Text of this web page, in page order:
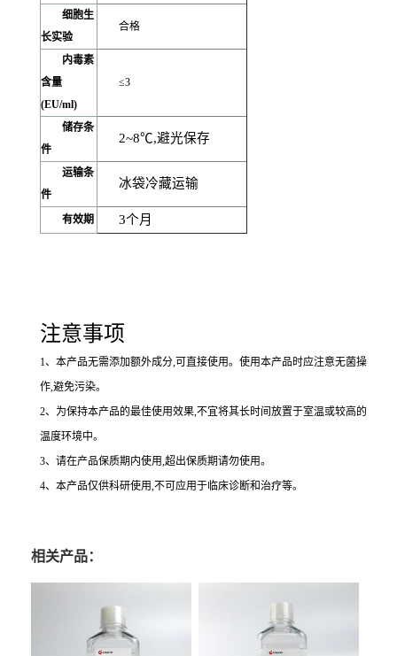
细胞生
长实验
合格
内毒素
含量
(EU/ml)
≤3
储存条
件
2~8℃,避光保存
运输条
件
冰袋冷藏运输
有效期 3个月
注意事项
1、本产品无需添加额外成分,可直接使用。使用本产品时应注意无菌操
作,避免污染。
2、为保持本产品的最佳使用效果,不宜将其长时间放置于室温或较高的
温度环境中。
3、请在产品保质期内使用,超出保质期请勿使用。
4、本产品仅供科研使用,不可应用于临床诊断和治疗等。
相关产品：